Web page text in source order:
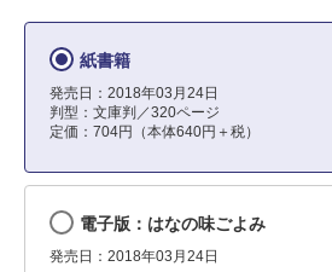
紙書籍
発売日：2018年03月24日
判型：文庫判／320ページ
定価：704円（本体640円＋税）
電子版：はなの味ごよみ
発売日：2018年03月24日